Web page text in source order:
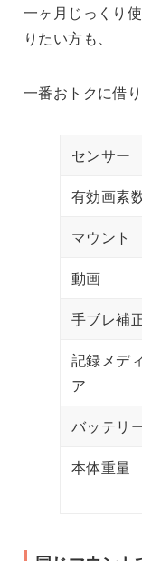
一ヶ月じっくり
りたい方も、
一番おトクに借
センサー
有効画素
マウント
動画
手ブレ補
記録メディ
ア
バッテリ
本体重量